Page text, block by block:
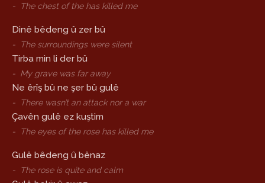
- The chest of the has killed me
Dinê bêdeng û zer bû
- The surroundings were silent
Tirba min li der bû
- My grave was far away
Ne êrîş bû ne şer bû gulê
- There wasn’t an attack nor a war
Çavên gulê ez kuştim
- The eyes of the rose has killed me
Gulê bêdeng û bênaz
- The rose is quite and calm